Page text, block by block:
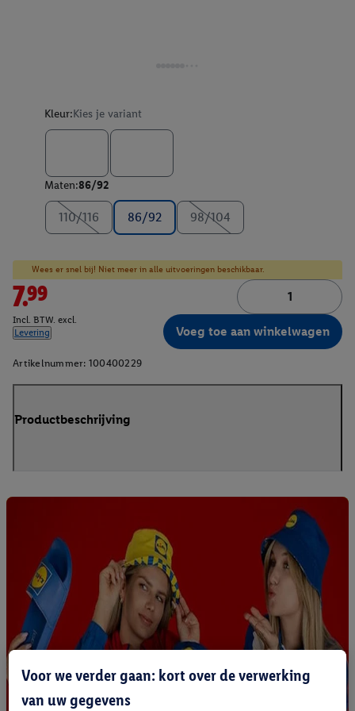
Kleur:Kies je variant
Maten:86/92
110/116 86/92 98/104
Wees er snel bij! Niet meer in alle uitvoeringen beschikbaar.
7.99
Incl. BTW. excl.
Levering
Voeg toe aan winkelwagen
Artikelnummer: 100400229
Productbeschrijving
Voor we verder gaan: kort over de verwerking
van uw gegevens